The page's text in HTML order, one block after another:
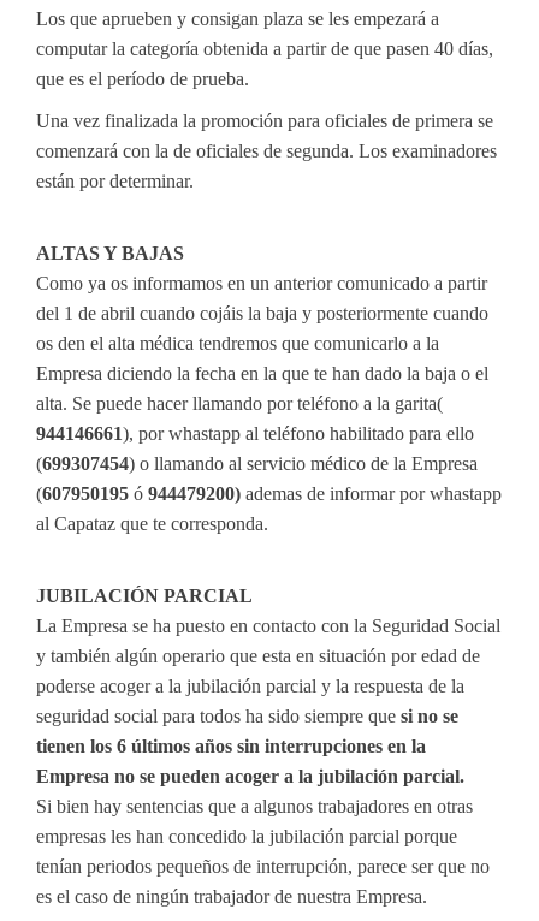
Los que aprueben y consigan plaza se les empezará a
computar la categoría obtenida a partir de que pasen 40 días,
que es el período de prueba.
Una vez finalizada la promoción para oficiales de primera se
comenzará con la de oficiales de segunda. Los examinadores
están por determinar.
ALTAS Y BAJAS
Como ya os informamos en un anterior comunicado a partir
del 1 de abril cuando cojáis la baja y posteriormente cuando
os den el alta médica tendremos que comunicarlo a la
Empresa diciendo la fecha en la que te han dado la baja o el
alta. Se puede hacer llamando por teléfono a la garita(
944146661), por whastapp al teléfono habilitado para ello
(699307454) o llamando al servicio médico de la Empresa
(607950195 ó 944479200) ademas de informar por whastapp
al Capataz que te corresponda.
JUBILACIÓN PARCIAL
La Empresa se ha puesto en contacto con la Seguridad Social
y también algún operario que esta en situación por edad de
poderse acoger a la jubilación parcial y la respuesta de la
seguridad social para todos ha sido siempre que si no se
tienen los 6 últimos años sin interrupciones en la
Empresa no se pueden acoger a la jubilación parcial.
Si bien hay sentencias que a algunos trabajadores en otras
empresas les han concedido la jubilación parcial porque
tenían periodos pequeños de interrupción, parece ser que no
es el caso de ningún trabajador de nuestra Empresa.